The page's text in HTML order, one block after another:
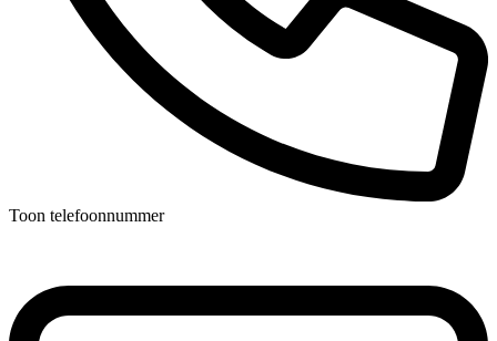
Toon telefoonnummer